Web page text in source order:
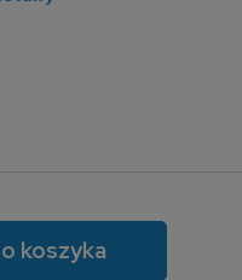
koszyka